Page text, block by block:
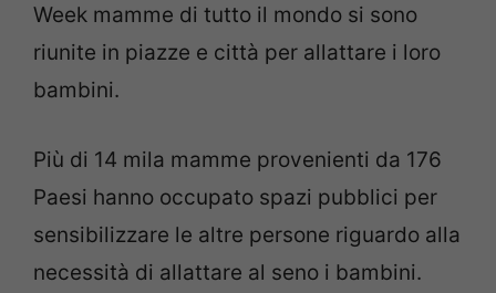
Week mamme di tutto il mondo si sono
riunite in piazze e città per allattare i loro
bambini.
Più di 14 mila mamme provenienti da 176
Paesi hanno occupato spazi pubblici per
sensibilizzare le altre persone riguardo alla
necessità di allattare al seno i bambini.